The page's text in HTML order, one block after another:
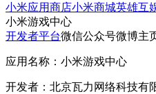
小米应用商店小米商城英雄互
小米游戏中心
开发者平台微信公众号微博主
应用名称：小米游戏中心
开发者：北京瓦力网络科技有